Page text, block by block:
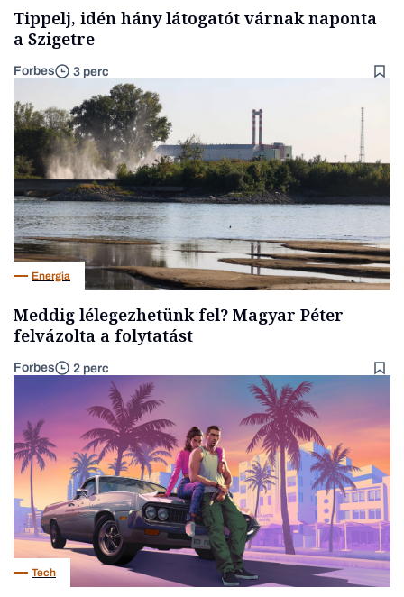
Tippelj, idén hány látogatót várnak naponta
a Szigetre
Forbes 3 perc
Energia
Meddig lélegezhetünk fel? Magyar Péter
felvázolta a folytatást
Forbes 2 perc
Tech